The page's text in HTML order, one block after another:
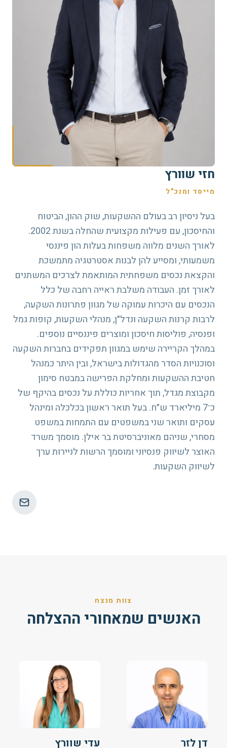
חזי שוורץ
מייסד ומנכ"ל
בעל ניסיון רב בעולם ההשקעות, שוק ההון, הביטוח
והחיסכון, עם פעילות מקצועית שהחלה בשנת 2002.
לאורך השנים מלווה משפחות בעלות הון פיננסי
משמעותי, ומסייע להן לבנות אסטרטגיה מתמשכת
והקצאת נכסים משפחתית המותאמת לצרכים המשתנים
לאורך זמן. העבודה משלבת ראייה רחבה של כלל
הנכסים עם היכרות עמוקה של מגוון פתרונות השקעה,
לרבות קרנות השקעה ונדל״ן, מנהלי השקעות, קופות גמל
ופנסיה, פוליסות חיסכון ומוצרים פיננסיים נוספים.
במהלך הקריירה שימש במגוון תפקידים בחברות השקעה
וסוכנויות הסדר מהגדולות בישראל, ובין היתר כמנהל
חטיבת ההשקעות ומחלקת הפרישה במבטח סימון
מקבוצת מגדל, תוך אחריות כוללת על נכסים בהיקף של
כ־7 מיליארד ש״ח. בעל תואר ראשון בכלכלה ומינהל
עסקים ותואר שני במשפטים עם התמחות במשפט
מסחרי, שניהם מאוניברסיטת בר אילן. מוסמך משרד
האוצר לשיווק פנסיוני ומוסמך הרשות לניירות ערך
לשיווק השקעות.
צוות מנצח
האנשים שמאחורי ההצלחה
דן לזר עדי שוורץ